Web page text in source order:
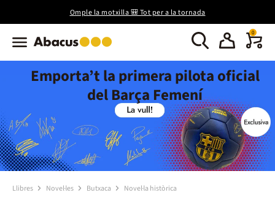
Omple la motxilla 🎒 Tot per a la tornada
0
Emporta’t la primera pilota oficial
del Barça Femení
Llibres Novel·les Butxaca Novel·la històrica